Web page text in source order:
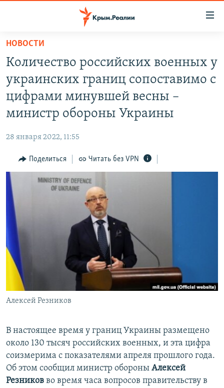
Вернуться
основному
содержанию
Вернутся
главной
Вернутся
поиску
ГРУЗ 200
КАРТА ВОЕННЫХ ОБЪЕКТОВ КРЫМА
ВОДА
ИНТЕРАКТИВ
ИНФОГРАФИКА
ТЕЛЕПРОЕКТ КРЫМ.РЕАЛИИ
СОВЕТЫ ПРАВОЗАЩИТНИКОВ
ПРОПАВШИЕ БЕЗ ВЕСТИ
ПОБЕДИТЕЛЕЙ НЕ СУДЯТ?
КРЫМ.НЕПОКОРЕННЫЙ
ELIFBE
УКРАИНСКАЯ ПРОБЛЕМА КРЫМА
РАДІО СВОБОДА
КАК ОБОЙТИ БЛОКИРОВКУ
Українською
Qırımtatar
ПРИСОЕДИНЯЙТЕСЬ!
Все сайты RFE/RL
НОВОСТИ
Количество российских военных у
украинских границ сопоставимо с
цифрами минувшей весны –
министр обороны Украины
28 января 2022, 11:55
Поделиться Читать без VPN
Алексей Резников
В настоящее время у границ Украины размещено
около 130 тысяч российских военных, и эта цифра
соизмерима с показателями апреля прошлого года.
Об этом сообщил министр обороны Алексей
Резников во время часа вопросов правительству в